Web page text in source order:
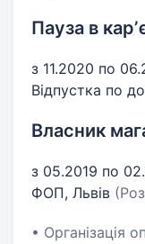
Пауза в
з 11.2020 по
Відпустка по
Власник
з 05.2019 по
ФОП, Львів
• Організація